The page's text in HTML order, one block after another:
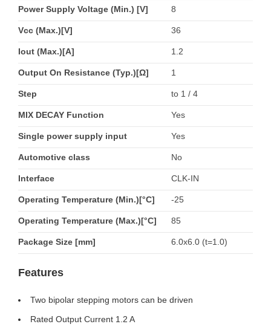
Power Supply Voltage (Min.) [V] 8
Vcc (Max.)[V] 36
Iout (Max.)[A] 1.2
Output On Resistance (Typ.)[Ω] 1
Step to 1 / 4
MIX DECAY Function Yes
Single power supply input Yes
Automotive class No
Interface CLK-IN
Operating Temperature (Min.)[°C] -25
Operating Temperature (Max.)[°C] 85
Package Size [mm] 6.0x6.0 (t=1.0)
Features
Two bipolar stepping motors can be driven
Rated Output Current 1.2 A